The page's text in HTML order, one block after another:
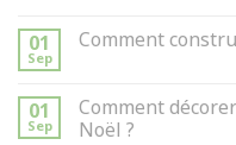
01
Sep
Comment
01
Sep
Comment
Noël ?